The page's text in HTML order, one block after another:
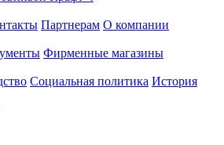
Партнерам О компании
Фирменные магазины
Социальная политика История